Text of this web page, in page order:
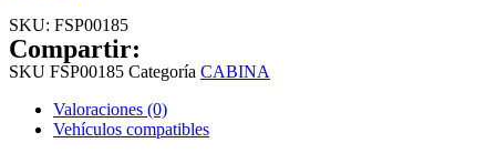
SKU: FSP00185
Compartir:
SKU FSP00185 Categoría CABINA
Valoraciones (0)
Vehículos compatibles